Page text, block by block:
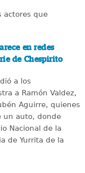
actores que
en redes
de Chespirito
a los
a Ramón Valdez,
Aguirre, quienes
un auto, donde
Nacional de la
de Yurrita de la